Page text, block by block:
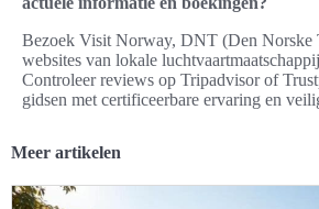
Bezoek Visit Norway, DNT (Den Norske
websites van lokale
Controleer reviews op Tripadvisor of
gidsen met certificeerbare ervaring en
Meer artikelen